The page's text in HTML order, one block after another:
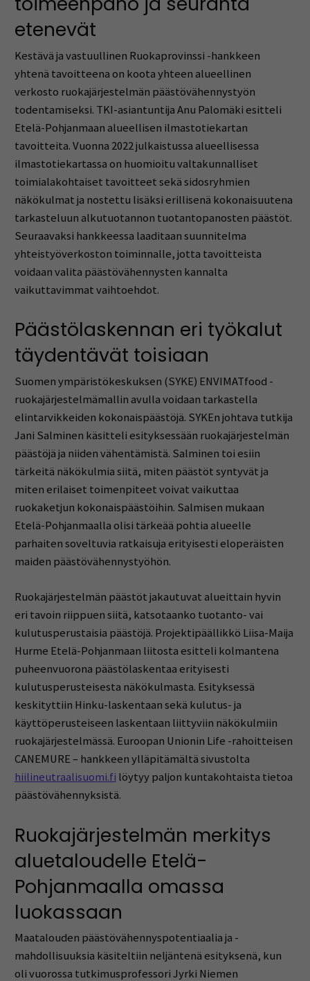
etenevät
Kestävä ja vastuullinen Ruokaprovinssi -hankkeen
yhtenä tavoitteena on koota yhteen alueellinen
verkosto ruokajärjestelmän päästövähennystyön
todentamiseksi. TKI-asiantuntija Anu Palomäki esitteli
Etelä-Pohjanmaan alueellisen ilmastotiekartan
tavoitteita. Vuonna 2022 julkaistussa alueellisessa
ilmastotiekartassa on huomioitu valtakunnalliset
toimialakohtaiset tavoitteet sekä sidosryhmien
näkökulmat ja nostettu lisäksi erillisenä kokonaisuutena
tarkasteluun alkutuotannon tuotantopanosten päästöt.
Seuraavaksi hankkeessa laaditaan suunnitelma
yhteistyöverkoston toiminnalle, jotta tavoitteista
voidaan valita päästövähennysten kannalta
vaikuttavimmat vaihtoehdot.
Päästölaskennan eri työkalut
täydentävät toisiaan
Suomen ympäristökeskuksen (SYKE) ENVIMATfood -
ruokajärjestelmämallin avulla voidaan tarkastella
elintarvikkeiden kokonaispäästöjä. SYKEn johtava tutkija
Jani Salminen käsitteli esityksessään ruokajärjestelmän
päästöjä ja niiden vähentämistä. Salminen toi esiin
tärkeitä näkökulmia siitä, miten päästöt syntyvät ja
miten erilaiset toimenpiteet voivat vaikuttaa
ruokaketjun kokonaispäästöihin. Salmisen mukaan
Etelä-Pohjanmaalla olisi tärkeää pohtia alueelle
parhaiten soveltuvia ratkaisuja erityisesti eloperäisten
maiden päästövähennystyöhön.
Ruokajärjestelmän päästöt jakautuvat alueittain hyvin
eri tavoin riippuen siitä, katsotaanko tuotanto- vai
kulutusperustaisia päästöjä. Projektipäällikkö Liisa-Maija
Hurme Etelä-Pohjanmaan liitosta esitteli kolmantena
puheenvuorona päästölaskentaa erityisesti
kulutusperusteisesta näkökulmasta. Esityksessä
keskityttiin Hinku-laskentaan sekä kulutus- ja
käyttöperusteiseen laskentaan liittyviin näkökulmiin
ruokajärjestelmässä. Euroopan Unionin Life -rahoitteisen
CANEMURE – hankkeen ylläpitämältä sivustolta
hiilineutraalisuomi.fi löytyy paljon kuntakohtaista tietoa
päästövähennyksistä.
Ruokajärjestelmän merkitys
aluetaloudelle Etelä-
Pohjanmaalla omassa
luokassaan
Maatalouden päästövähennyspotentiaalia ja -
mahdollisuuksia käsiteltiin neljäntenä esityksenä, kun
oli vuorossa tutkimusprofessori Jyrki Niemen